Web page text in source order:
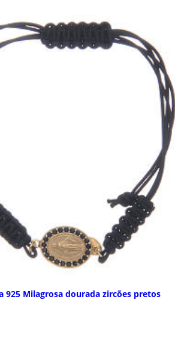
925 Milagrosa dourada zircões pretos